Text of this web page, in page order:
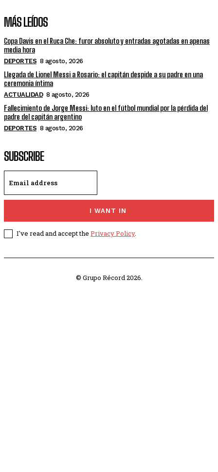
MÁS LEÍDOS
Copa Davis en el Ruca Che: furor absoluto y entradas agotadas en apenas
media hora
DEPORTES 8 agosto, 2026
Llegada de Lionel Messi a Rosario: el capitán despide a su padre en una
ceremonia íntima
ACTUALIDAD 8 agosto, 2026
Fallecimiento de Jorge Messi: luto en el fútbol mundial por la pérdida del
padre del capitán argentino
DEPORTES 8 agosto, 2026
SUBSCRIBE
I WANT IN
I've read and accept the Privacy Policy.
© Grupo Récord 2026.